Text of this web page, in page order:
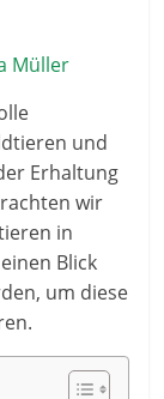
Müller
und
Erhaltung
wir
in
Blick
um diese